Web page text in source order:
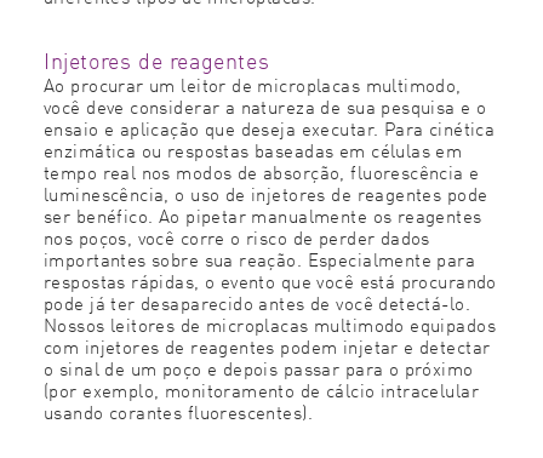
Injetores de reagentes
Ao procurar um leitor de microplacas multimodo,
você deve considerar a natureza de sua pesquisa e o
ensaio e aplicação que deseja executar. Para cinética
enzimática ou respostas baseadas em células em
tempo real nos modos de absorção, fluorescência e
luminescência, o uso de injetores de reagentes pode
ser benéfico. Ao pipetar manualmente os reagentes
nos poços, você corre o risco de perder dados
importantes sobre sua reação. Especialmente para
respostas rápidas, o evento que você está procurando
pode já ter desaparecido antes de você detectá-lo.
Nossos leitores de microplacas multimodo equipados
com injetores de reagentes podem injetar e detectar
o sinal de um poço e depois passar para o próximo
(por exemplo, monitoramento de cálcio intracelular
usando corantes fluorescentes).